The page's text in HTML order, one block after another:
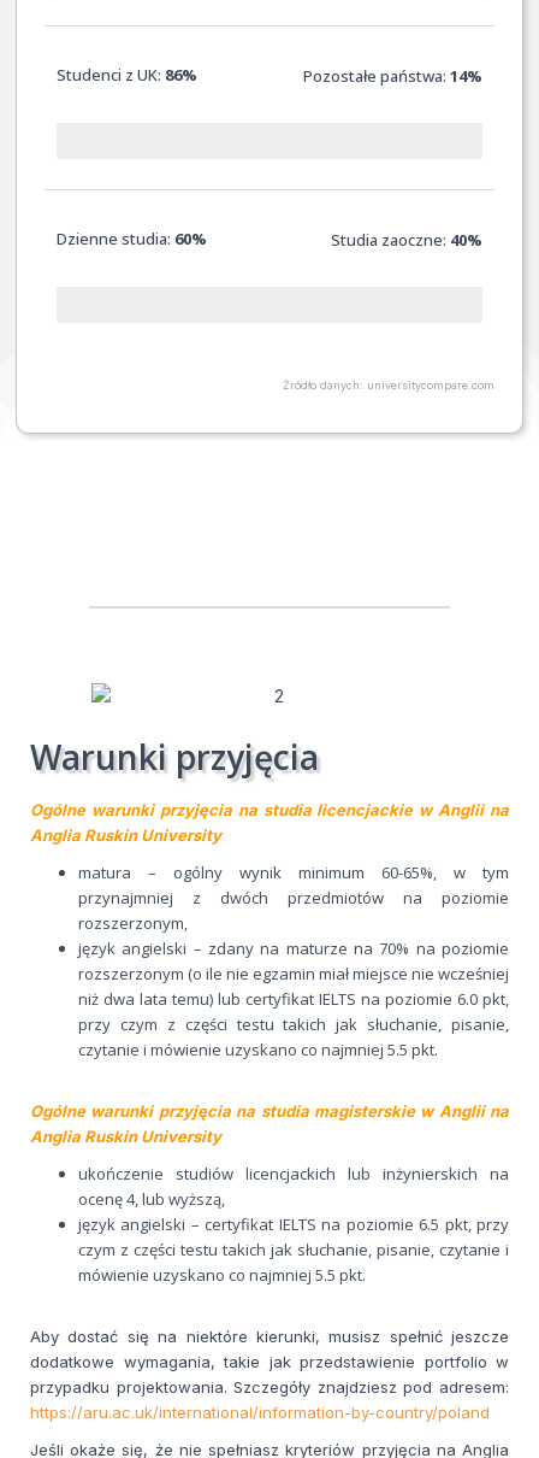
Studenci z UK: 86% Pozostałe państwa:14%
Dzienne studia: 60% Studia zaoczne: 40%
Źródło danych: universitycompare.com
Warunki przyjęcia
Ogólne warunki przyjęcia na studia licencjackie w Anglii na
Anglia Ruskin University
matura – ogólny wynik minimum 60-65%, w tym
przynajmniej z dwóch przedmiotów na poziomie
rozszerzonym,
język angielski – zdany na maturze na 70% na poziomie
rozszerzonym (o ile nie egzamin miał miejsce nie wcześniej
niż dwa lata temu) lub certyfikat IELTS na poziomie 6.0 pkt,
przy czym z części testu takich jak słuchanie, pisanie,
czytanie i mówienie uzyskano co najmniej 5.5 pkt.
Ogólne warunki przyjęcia na studia magisterskie w Anglii na
Anglia Ruskin University
ukończenie studiów licencjackich lub inżynierskich na
ocenę 4, lub wyższą,
język angielski – certyfikat IELTS na poziomie 6.5 pkt, przy
czym z części testu takich jak słuchanie, pisanie, czytanie i
mówienie uzyskano co najmniej 5.5 pkt.
Aby dostać się na niektóre kierunki, musisz spełnić jeszcze
dodatkowe wymagania, takie jak przedstawienie portfolio w
przypadku projektowania. Szczegóły znajdziesz pod adresem:
https://aru.ac.uk/international/information-by-country/poland
Jeśli okaże się, że nie spełniasz kryteriów przyjęcia na Anglia